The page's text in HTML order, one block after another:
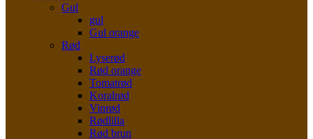
Gul
gul
Gul orange
Rød
Lyserød
Rød orange
Tomatrød
Koralrød
Vinrød
Rødlilla
Rød brun